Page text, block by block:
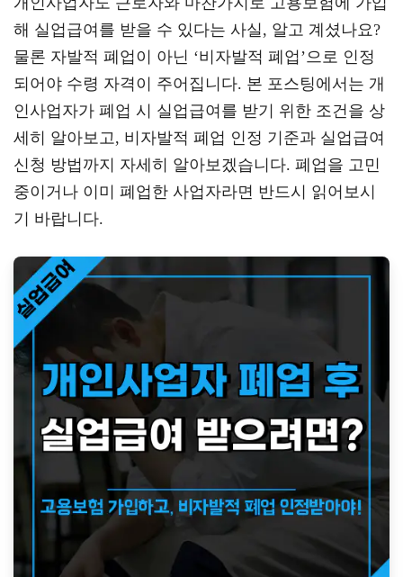
gr
a
m
tt
er
eb
oo
k
해 실업급여를 받을 수 있다는 사실, 알고 계셨나요?
물론 자발적 폐업이 아닌 ‘비자발적 폐업’으로 인정
되어야 수령 자격이 주어집니다. 본 포스팅에서는 개
인사업자가 폐업 시 실업급여를 받기 위한 조건을 상
세히 알아보고, 비자발적 폐업 인정 기준과 실업급여
신청 방법까지 자세히 알아보겠습니다. 폐업을 고민
중이거나 이미 폐업한 사업자라면 반드시 읽어보시
기 바랍니다.